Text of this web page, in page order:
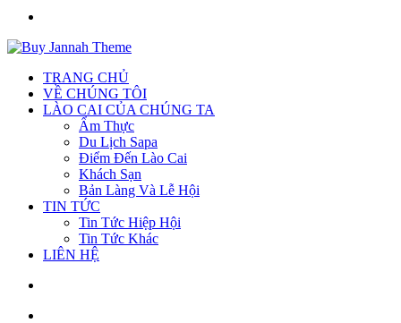
TRANG CHỦ
VỀ CHÚNG TÔI
LÀO CAI CỦA CHÚNG TA
Ẩm Thực
Du Lịch Sapa
Điểm Đến Lào Cai
Khách Sạn
Bản Làng Và Lễ Hội
TIN TỨC
Tin Tức Hiệp Hội
Tin Tức Khác
LIÊN HỆ